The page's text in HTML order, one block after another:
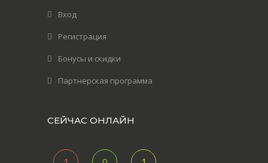
Вход
Регистрация
Бонусы и скидки
Партнерская программа
СЕЙЧАС ОНЛАЙН